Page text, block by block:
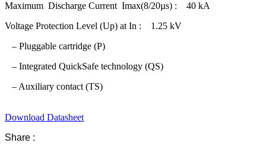
Maximum Discharge Current Imax(8/20µs) : 40 kA
Voltage Protection Level (Up) at In : 1.25 kV
– Pluggable cartridge (P)
– Integrated QuickSafe technology (QS)
– Auxiliary contact (TS)
Download Datasheet
Share :